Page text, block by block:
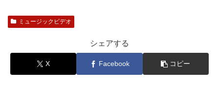
ミュージックビデオ
シェアする
X Facebook コピー